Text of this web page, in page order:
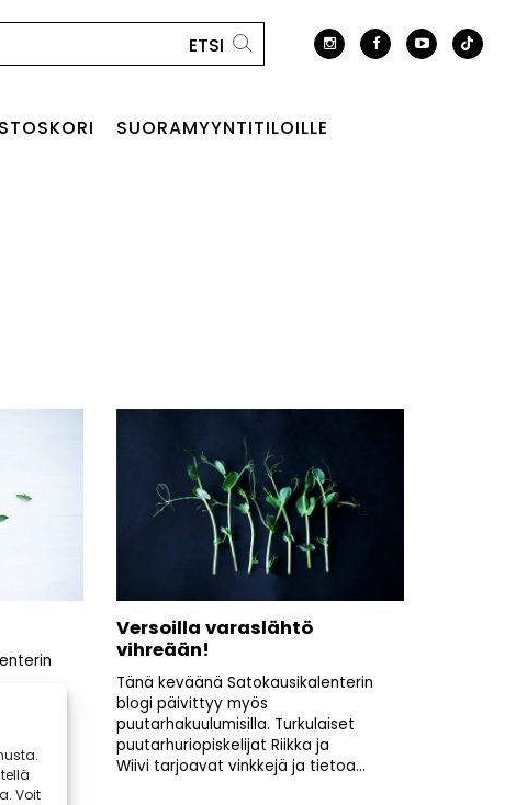
Voit
SUORAMYYNTITILOILLE
Versoilla varaslähtö
vihreään!
Tänä keväänä Satokausikalenterin
blogi päivittyy myös
puutarhakuulumisilla. Turkulaiset
puutarhuriopiskelijat Riikka ja
Wiivi tarjoavat vinkkejä ja tietoa...